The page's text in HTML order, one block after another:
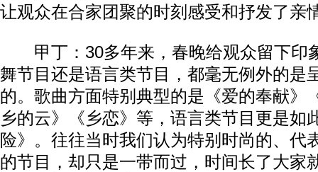
让观众在合家团聚的时刻感受和抒发了亲
甲丁：30多年来，春晚给观众留下印
舞节目还是语言类节目，都毫无例外的是
的。歌曲方面特别典型的是《爱的奉献》
乡的云》《乡恋》等，语言类节目更是如
险》。往往当时我们认为特别时尚的、代
的节目，却只是一带而过，时间长了大家